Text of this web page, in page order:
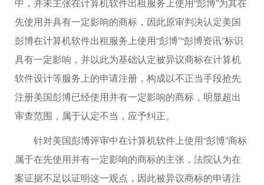
先使用并具有一定影响的商标，因此原审判决认定美国
彭博在计算机软件出租服务上使用“彭博”“彭博资讯”标识
具有一定影响，并以此为基础认定被异议商标在计算机
软件设计等服务上的申请注册，构成以不正当手段抢先
注册美国彭博已经使用并有一定影响的商标，明显超出
审查范围，属于认定不当，应予纠正。
针对美国彭博评审中在计算机软件上使用“彭博”商标
属于在先使用并有一定影响的商标的主张，法院认为在
案证据不足以证明这一观点，因此被异议商标的申请注